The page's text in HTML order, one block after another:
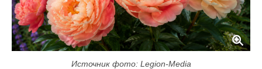
Источник фото: Legion-Media